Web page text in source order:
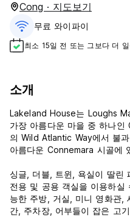
Cong · 지도보기
무료 와이파이
최소 15일 전 또는 그보다 더
소개
Lakeland House는 Loughs
가장 아름다운 마을 중 하나
의 Wild Atlantic Way에서 불
아름다운 Connemara 시골에
싱글, 더블, 트윈, 욕실이 딸린
전용 및 공용 객실을 이용하
능한 주방, 거실, 미니 영화관,
간, 주차장, 어부들이 잡은 고